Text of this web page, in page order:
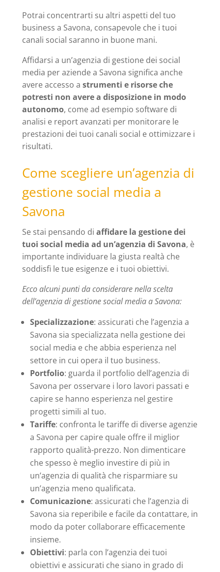
Potrai concentrarti su altri aspetti del tuo
business a Savona, consapevole che i tuoi
canali social saranno in buone mani.
Affidarsi a un’agenzia di gestione dei social
media per aziende a Savona significa anche
avere accesso a strumenti e risorse che
potresti non avere a disposizione in modo
autonomo, come ad esempio software di
analisi e report avanzati per monitorare le
prestazioni dei tuoi canali social e ottimizzare i
risultati.
Come scegliere un’agenzia di
gestione social media a
Savona
Se stai pensando di affidare la gestione dei
tuoi social media ad un’agenzia di Savona, è
importante individuare la giusta realtà che
soddisfi le tue esigenze e i tuoi obiettivi.
Ecco alcuni punti da considerare nella scelta
dell’agenzia di gestione social media a Savona:
Specializzazione: assicurati che l’agenzia a
Savona sia specializzata nella gestione dei
social media e che abbia esperienza nel
settore in cui opera il tuo business.
Portfolio: guarda il portfolio dell’agenzia di
Savona per osservare i loro lavori passati e
capire se hanno esperienza nel gestire
progetti simili al tuo.
Tariffe: confronta le tariffe di diverse agenzie
a Savona per capire quale offre il miglior
rapporto qualità-prezzo. Non dimenticare
che spesso è meglio investire di più in
un’agenzia di qualità che risparmiare su
un’agenzia meno qualificata.
Comunicazione: assicurati che l’agenzia di
Savona sia reperibile e facile da contattare, in
modo da poter collaborare efficacemente
insieme.
Obiettivi: parla con l’agenzia dei tuoi
obiettivi e assicurati che siano in grado di